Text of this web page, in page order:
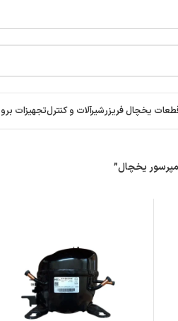
یخچال فریزرشیرآلات و کنترلتجهیزات
یخچال”